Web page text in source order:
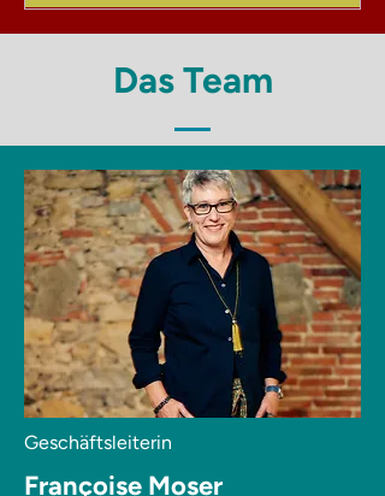
fokussierte auf die Teamarbeit im
offene, faire Kommunikation bilden die
Zusammenarbeit im Führungsgremium. Wie
Mitarbeitenden der Gemeindeverwaltung? Die
Antwort ist einfach: für ein wertschätzendes
Um
Das Team
Geschäftsleiterin
Françoise Moser